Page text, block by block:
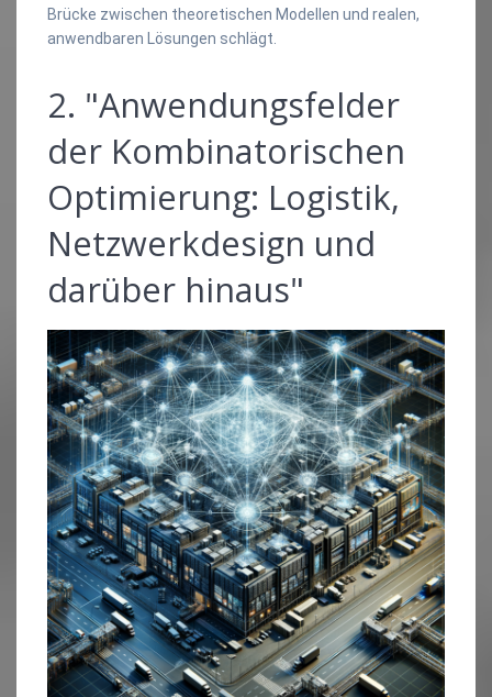
Brücke zwischen theoretischen Modellen und realen,
anwendbaren Lösungen schlägt.
2. "Anwendungsfelder
der Kombinatorischen
Optimierung: Logistik,
Netzwerkdesign und
darüber hinaus"